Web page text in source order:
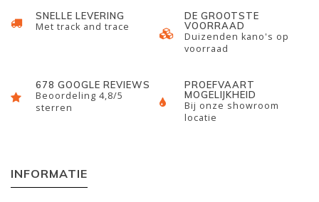
SNELLE LEVERING
Met track and trace
DE GROOTSTE
VOORRAAD
Duizenden kano's op
voorraad
678 GOOGLE REVIEWS
Beoordeling 4,8/5
sterren
PROEFVAART
MOGELIJKHEID
Bij onze showroom
locatie
INFORMATIE